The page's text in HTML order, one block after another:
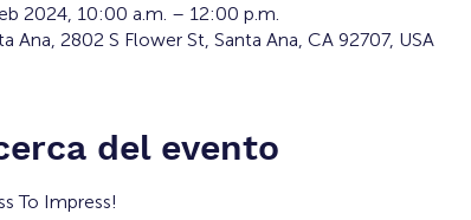
2024, 10:00 a.m. – 12:00 p.m.
Ana, 2802 S Flower St, Santa Ana, CA 92707, USA
del evento
To Impress!